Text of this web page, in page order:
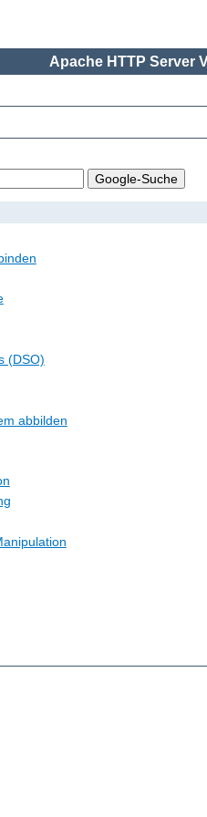
Apache HTTP Server
(DSO)
abbilden